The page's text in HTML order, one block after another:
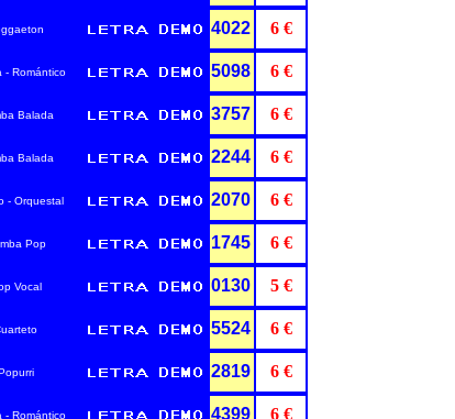
4022 6 €
- Romántico 5098 6 €
Balada 3757 6 €
Balada 2244 6 €
- Orquestal 2070 6 €
Pop 1745 6 €
Vocal 0130 5 €
5524 6 €
2819 6 €
- Romántico 4399 6 €